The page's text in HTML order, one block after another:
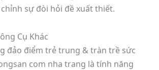
sự đòi hỏi đề xuất thiết.
Cụ Khác
đảo điểm trẻ trung & tràn trề sức
com nha trang là tính năng